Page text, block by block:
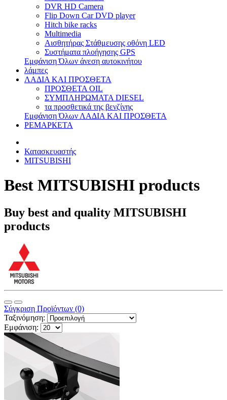
DVR HD Camera
Flip Down Car DVD player
Hitch bike racks
Multimedia
Αισθητήρας Στάθμευσης οθόνη LED
Συστήματα πλοήγησης GPS
Εμφάνιση Όλων άνεση αυτοκινήτου
λάμπες
ΛΑΔΙΑ ΚΑΙ ΠΡΟΣΘΕΤΑ
ΠΡΟΣΘΕΤΑ OIL
ΣΥΜΠΛΗΡΩΜΑΤΑ DIESEL
τα προσθετικά της βενζίνης
Εμφάνιση Όλων ΛΑΔΙΑ ΚΑΙ ΠΡΟΣΘΕΤΑ
РЕМАРКЕТА
Κατασκευαστής
MITSUBISHI
Best MITSUBISHI products
Buy best and quality MITSUBISHI
products
Σύγκριση Προϊόντων (0)
Ταξινόμηση:
Εμφάνιση: